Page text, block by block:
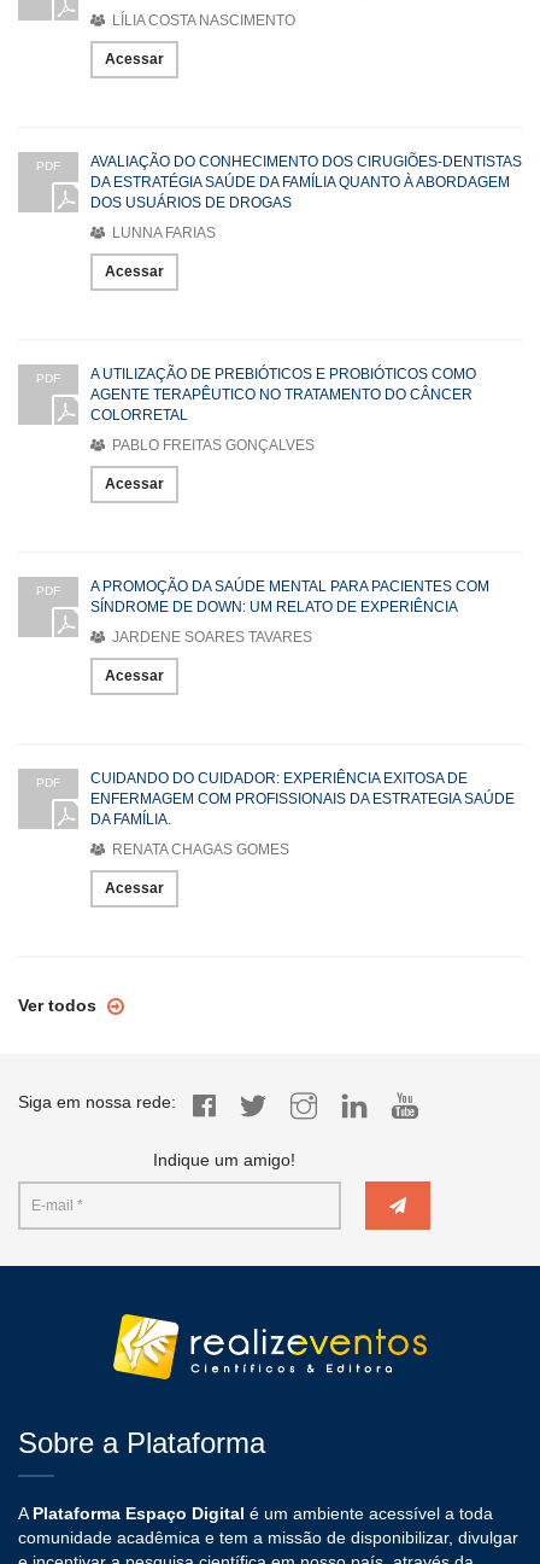
LÍLIA COSTA NASCIMENTO
Acessar
PDF
AVALIAÇÃO DO CONHECIMENTO DOS CIRUGIÕES-DENTISTAS
DA ESTRATÉGIA SAÚDE DA FAMÍLIA QUANTO À ABORDAGEM
DOS USUÁRIOS DE DROGAS
LUNNA FARIAS
Acessar
PDF
A UTILIZAÇÃO DE PREBIÓTICOS E PROBIÓTICOS COMO
AGENTE TERAPÊUTICO NO TRATAMENTO DO CÂNCER
COLORRETAL
PABLO FREITAS GONÇALVES
Acessar
PDF
A PROMOÇÃO DA SAÚDE MENTAL PARA PACIENTES COM
SÍNDROME DE DOWN: UM RELATO DE EXPERIÊNCIA
JARDENE SOARES TAVARES
Acessar
PDF
CUIDANDO DO CUIDADOR: EXPERIÊNCIA EXITOSA DE
ENFERMAGEM COM PROFISSIONAIS DA ESTRATEGIA SAÚDE
DA FAMÍLIA.
RENATA CHAGAS GOMES
Acessar
Ver todos
Siga em nossa rede:
Indique um amigo!
Sobre a Plataforma
A Plataforma Espaço Digital é um ambiente acessível a toda
comunidade acadêmica e tem a missão de disponibilizar, divulgar